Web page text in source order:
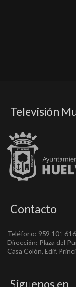
Televisión
Contacto
Teléfono: 959 101 616
Dirección: Plaza del
Casa Colón, Edif.
Síguenos en